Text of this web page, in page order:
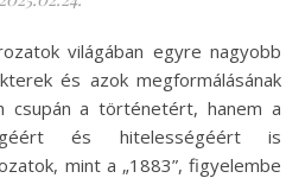
és azok megformálásának
csupán a történetért, hanem a
és hitelességéért is
mint a „1883”, figyelembe